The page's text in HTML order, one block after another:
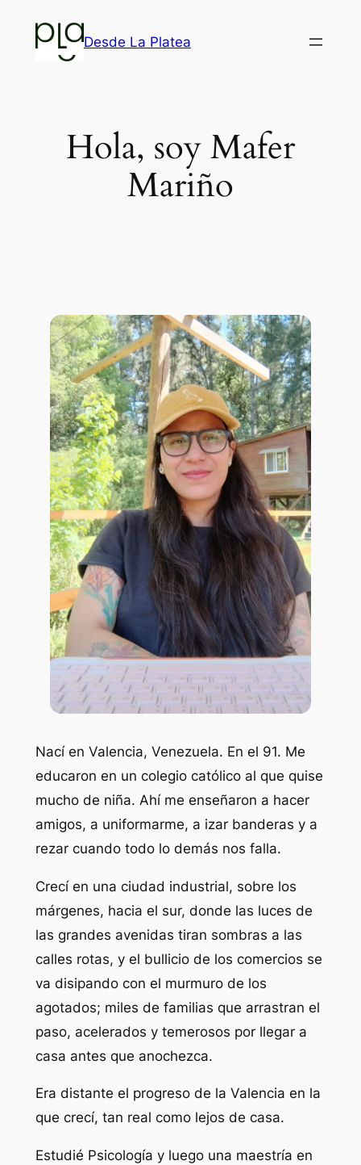
contenido
Desde La Platea
Hola, soy Mafer
Mariño
Nací en Valencia, Venezuela. En el 91. Me
educaron en un colegio católico al que quise
mucho de niña. Ahí me enseñaron a hacer
amigos, a uniformarme, a izar banderas y a
rezar cuando todo lo demás nos falla.
Crecí en una ciudad industrial, sobre los
márgenes, hacia el sur, donde las luces de
las grandes avenidas tiran sombras a las
calles rotas, y el bullicio de los comercios se
va disipando con el murmuro de los
agotados; miles de familias que arrastran el
paso, acelerados y temerosos por llegar a
casa antes que anochezca.
Era distante el progreso de la Valencia en la
que crecí, tan real como lejos de casa.
Estudié Psicología y luego una maestría en